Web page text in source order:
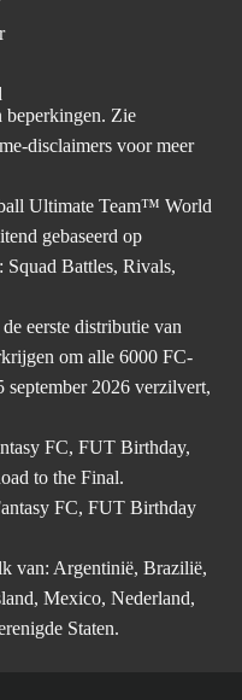
beperkingen. Zie
disclaimers voor meer
Ultimate Team™ World
gebaseerd op
Squad Battles, Rivals,
eerste distributie van
om alle 6000 FC-
september 2026 verzilvert,
FC, FUT Birthday,
to the Final.
FC, FUT Birthday
van: Argentinië, Brazilië,
Mexico, Nederland,
Staten.